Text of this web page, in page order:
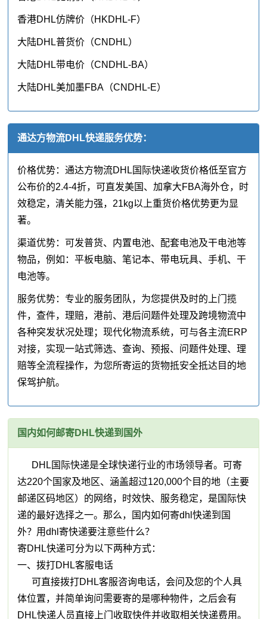
香港DHL仿牌价（HKDHL-F）
大陆DHL普货价（CNDHL）
大陆DHL带电价（CNDHL-BA）
大陆DHL美加墨FBA（CNDHL-E）
通达方物流DHL快递服务优势：
价格优势：通达方物流DHL国际快递收货价格低至官方
公布价的2.4-4折，可直发美国、加拿大FBA海外仓，时
效稳定，清关能力强，21kg以上重货价格优势更为显
著。
渠道优势：可发普货、内置电池、配套电池及干电池等
物品，例如：平板电脑、笔记本、带电玩具、手机、干
电池等。
服务优势：专业的服务团队，为您提供及时的上门揽
件，查件，理赔，港前、港后问题件处理及跨境物流中
各种突发状况处理；现代化物流系统，可与各主流ERP
对接，实现一站式筛选、查询、预报、问题件处理、理
赔等全流程操作，为您所寄运的货物抵安全抵达目的地
保驾护航。
国内如何邮寄DHL快递到国外
DHL国际快递是全球快递行业的市场领导者。可寄
达220个国家及地区、涵盖超过120,000个目的地（主要
邮递区码地区）的网络，时效快、服务稳定，是国际快
递的最好选择之一。那么，国内如何寄dhl快递到国
外？用dhl寄快递要注意些什么？
寄DHL快递可分为以下两种方式：
一、拨打DHL客服电话
可直接拨打DHL客服咨询电话，会问及您的个人具
体位置，并简单询问需要寄的是哪种物件，之后会有
DHL快递人员直接上门收取快件并收取相关快递费用。